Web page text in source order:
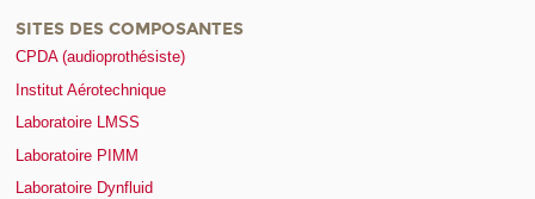
SITES DES COMPOSANTES
CPDA (audioprothésiste)
Institut Aérotechnique
Laboratoire LMSS
Laboratoire PIMM
Laboratoire Dynfluid